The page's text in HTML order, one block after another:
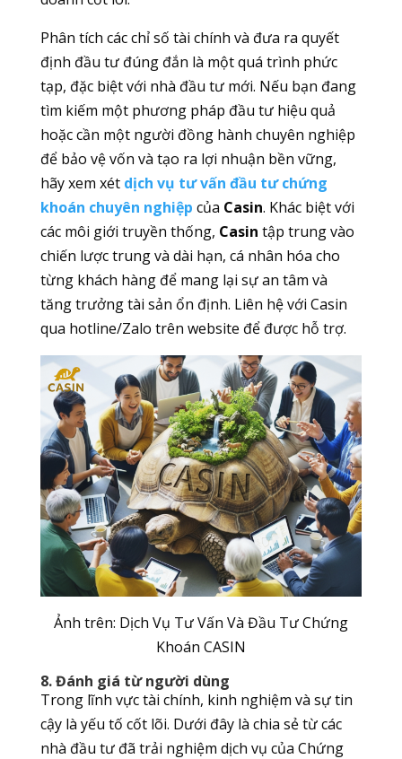
Phân tích các chỉ số tài chính và đưa ra quyết
định đầu tư đúng đắn là một quá trình phức
tạp, đặc biệt với nhà đầu tư mới. Nếu bạn đang
tìm kiếm một phương pháp đầu tư hiệu quả
hoặc cần một người đồng hành chuyên nghiệp
để bảo vệ vốn và tạo ra lợi nhuận bền vững,
hãy xem xét dịch vụ tư vấn đầu tư chứng
khoán chuyên nghiệp của Casin. Khác biệt với
các môi giới truyền thống, Casin tập trung vào
chiến lược trung và dài hạn, cá nhân hóa cho
từng khách hàng để mang lại sự an tâm và
tăng trưởng tài sản ổn định. Liên hệ với Casin
qua hotline/Zalo trên website để được hỗ trợ.
Ảnh trên: Dịch Vụ Tư Vấn Và Đầu Tư Chứng
Khoán CASIN
8. Đánh giá từ người dùng
Trong lĩnh vực tài chính, kinh nghiệm và sự tin
cậy là yếu tố cốt lõi. Dưới đây là chia sẻ từ các
nhà đầu tư đã trải nghiệm dịch vụ của Chứng